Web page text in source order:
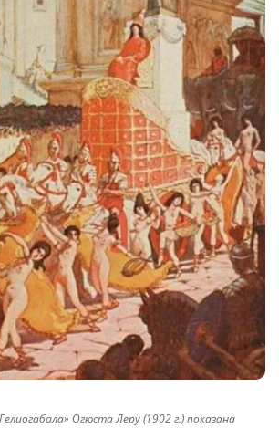
Огюста Леру (1902 г.) показана